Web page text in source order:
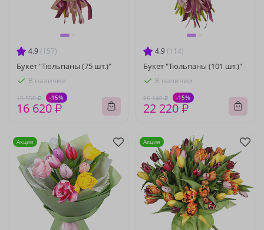
4.9 (157)
Букет "Тюльпаны (75 шт.)"
В наличии
19 550 ₽ -15%
16 620 ₽
4.9 (114)
Букет "Тюльпаны (101 шт.)"
В наличии
26 140 ₽ -15%
22 220 ₽
Акция Акция